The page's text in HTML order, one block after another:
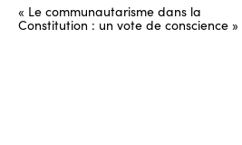
« Le communautarisme dans la
Constitution : un vote de conscience »